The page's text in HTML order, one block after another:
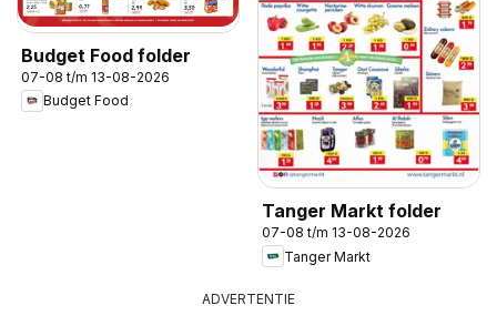
Budget Food folder
07-08 t/m 13-08-2026
Budget Food
Tanger Markt folder
07-08 t/m 13-08-2026
Tanger Markt
ADVERTENTIE